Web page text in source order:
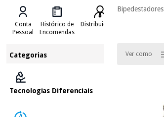
Conta
Pessoal
Histórico de
Encomendas
Distribuidores
Categorias
Tecnologias Diferenciais
Bipedestadores
Ver como